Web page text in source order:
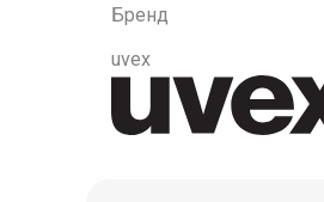
Бренд
uvex